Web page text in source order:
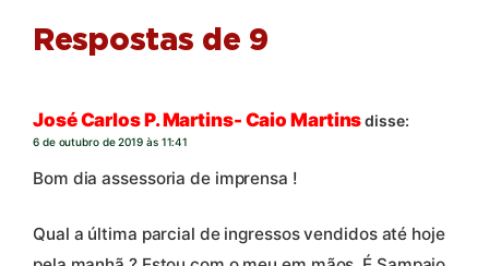
Respostas de 9
José Carlos P. Martins- Caio Martinsdisse:
6 de outubro de 2019 às 11:41
Bom dia assessoria de imprensa !
Qual a última parcial de ingressos vendidos até hoje